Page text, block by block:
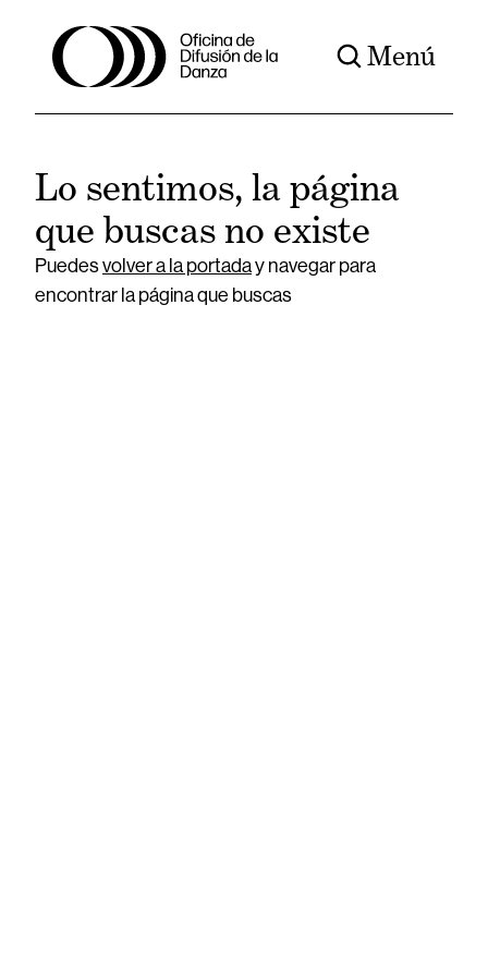
Menú
Lo sentimos, la página
que buscas no existe
Puedesvolver a la portaday navegar para
encontrar la página que buscas